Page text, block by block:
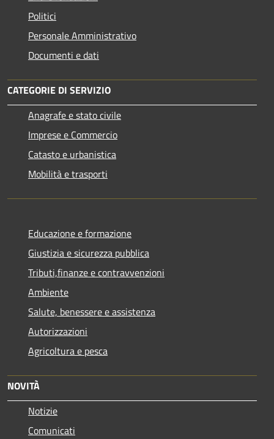
Politici
Personale Amministrativo
Documenti e dati
CATEGORIE DI SERVIZIO
Anagrafe e stato civile
Imprese e Commercio
Catasto e urbanistica
Mobilità e trasporti
Educazione e formazione
Giustizia e sicurezza pubblica
Tributi,finanze e contravvenzioni
Ambiente
Salute, benessere e assistenza
Autorizzazioni
Agricoltura e pesca
NOVITÀ
Notizie
Comunicati